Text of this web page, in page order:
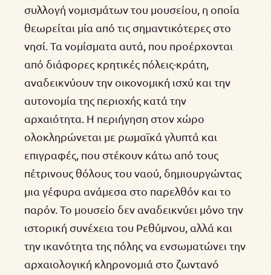
συλλογή νομισμάτων του μουσείου, η οποία
θεωρείται μία από τις σημαντικότερες στο
νησί. Τα νομίσματα αυτά, που προέρχονται
από διάφορες κρητικές πόλεις-κράτη,
αναδεικνύουν την οικονομική ισχύ και την
αυτονομία της περιοχής κατά την
αρχαιότητα. Η περιήγηση στον χώρο
ολοκληρώνεται με ρωμαϊκά γλυπτά και
επιγραφές, που στέκουν κάτω από τους
πέτρινους θόλους του ναού, δημιουργώντας
μια γέφυρα ανάμεσα στο παρελθόν και το
παρόν. Το μουσείο δεν αναδεικνύει μόνο την
ιστορική συνέχεια του Ρεθύμνου, αλλά και
την ικανότητα της πόλης να ενσωματώνει την
αρχαιολογική κληρονομιά στο ζωντανό